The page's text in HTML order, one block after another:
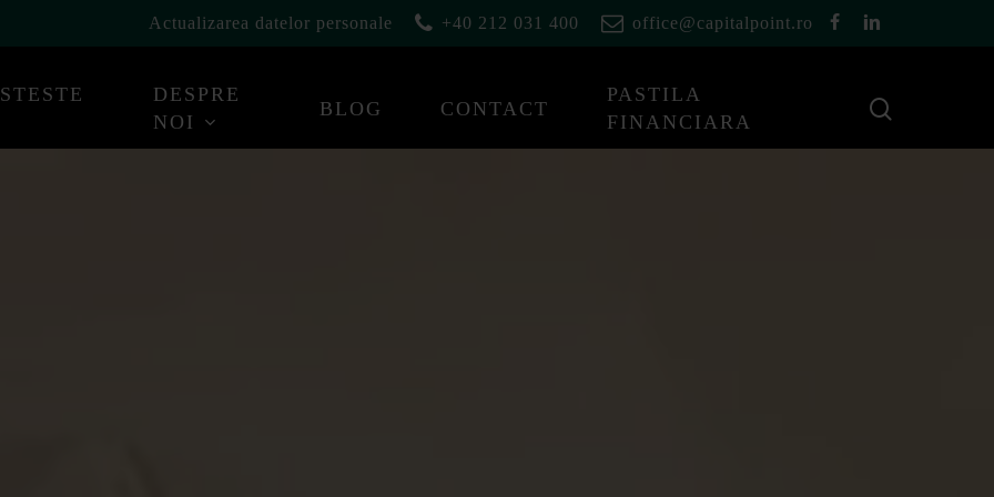
facebooklinkedin
Actualizarea datelor personale +40 212 031 400 office@capitalpoint.ro
DESPRE
NOI
BLOG CONTACT
PASTILA
FINANCIARA